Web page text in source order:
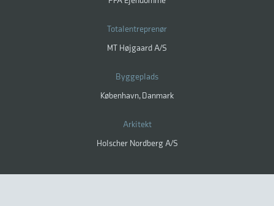
Totalentreprenør
MT Højgaard A/S
Byggeplads
København, Danmark
Arkitekt
Holscher Nordberg A/S